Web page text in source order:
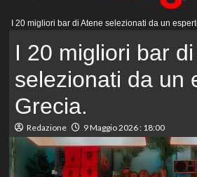
I 20 migliori bar di Atene selezionati da un
I 20 migliori bar
selezionati da un
Grecia.
Redazione 9 Maggio 2026 : 18:00